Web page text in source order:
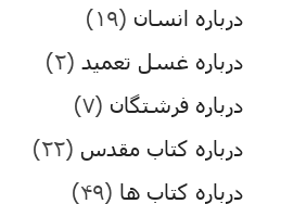
درباره انسان (۱۹)
درباره غسل تعمید (۲)
درباره فرشتگان (۷)
درباره کتاب مقدس (۲۲)
درباره کتاب ها (۴۹)